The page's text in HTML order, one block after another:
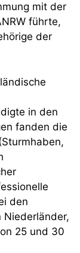
mit der
führte,
der
in den
fanden die
den
Niederländer,
25 und 30